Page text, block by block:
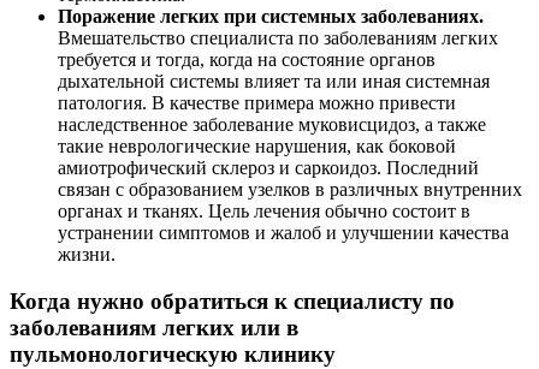
Поражение легких при системных заболеваниях.
Вмешательство специалиста по заболеваниям легких
требуется и тогда, когда на состояние органов
дыхательной системы влияет та или иная системная
патология. В качестве примера можно привести
наследственное заболевание муковисцидоз, а также
такие неврологические нарушения, как боковой
амиотрофический склероз и саркоидоз. Последний
связан с образованием узелков в различных внутренних
органах и тканях. Цель лечения обычно состоит в
устранении симптомов и жалоб и улучшении качества
жизни.
Когда нужно обратиться к специалисту по
заболеваниям легких или в
пульмонологическую клинику